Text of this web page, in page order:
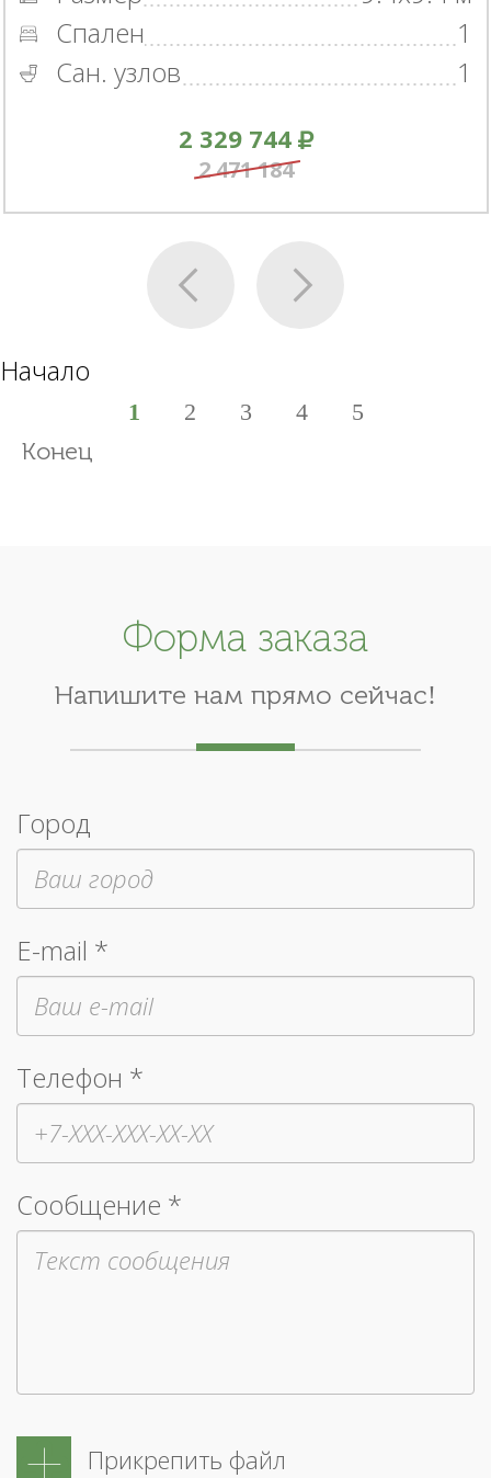
Спален
1
Сан. узлов
1
2 329 744
2 471 184
Начало
1 2 3 4
5
Конец
Форма заказа
Напишите нам прямо сейчас!
Город
E-mail *
Телефон *
Сообщение *
Прикрепить файл